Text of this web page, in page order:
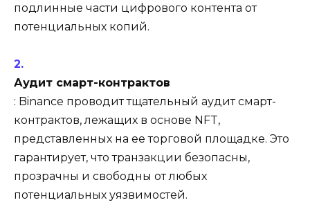
подлинные части цифрового контента от
потенциальных копий.
Аудит смарт-контрактов
: Binance проводит тщательный аудит смарт-
контрактов, лежащих в основе NFT,
представленных на ее торговой площадке. Это
гарантирует, что транзакции безопасны,
прозрачны и свободны от любых
потенциальных уязвимостей.